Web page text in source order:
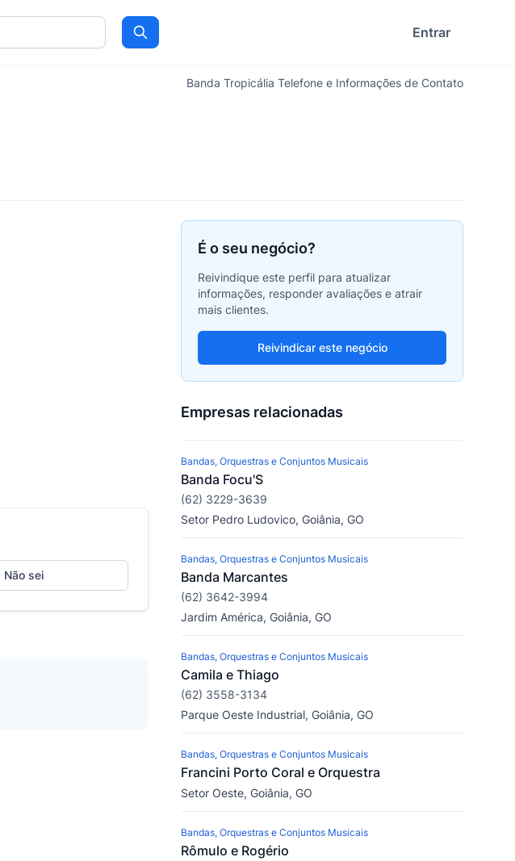
Procurar Entrar
Banda Tropicália Telefone e Informações de Contato
Não sei
É o seu negócio?
Reivindique este perfil para atualizar
informações, responder avaliações e atrair
mais clientes.
Reivindicar este negócio
Empresas relacionadas
Bandas, Orquestras e Conjuntos Musicais
Banda Focu'S
(62) 3229-3639
Setor Pedro Ludovico, Goiânia, GO
Bandas, Orquestras e Conjuntos Musicais
Banda Marcantes
(62) 3642-3994
Jardim América, Goiânia, GO
Bandas, Orquestras e Conjuntos Musicais
Camila e Thiago
(62) 3558-3134
Parque Oeste Industrial, Goiânia, GO
Bandas, Orquestras e Conjuntos Musicais
Francini Porto Coral e Orquestra
Setor Oeste, Goiânia, GO
Bandas, Orquestras e Conjuntos Musicais
Rômulo e Rogério